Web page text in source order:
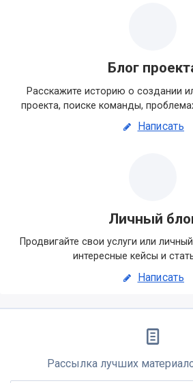
Блог
Расскажите историю о создании
проекта, поиске команды,
Написать
Личный
Продвигайте свои услуги или
интересные кейсы и
Написать
Рассылка лучших